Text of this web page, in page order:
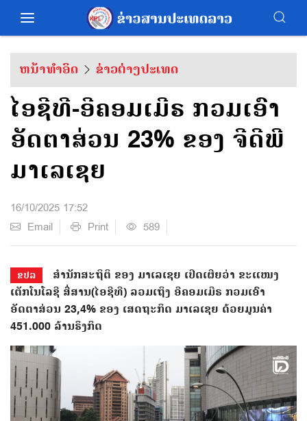
ຫນ້າທຳອິດ ຂ່າວຕ່າງປະເທດ
ໄອຊີທີ-ອີຄອມເມີຣ ກວມເອົາ
ອັດຕາສ່ວນ 23% ຂອງ ຈີດີພີ
ມາເລເຊຍ
16/10/2025 17:52
Email
Print 589
ຂປລ
ສໍານັກສະຖິຕິ ຂອງ ມາເລເຊຍ ເປີດເຜີຍວ່າ ຂະແໜງ
ເຕັກໂນໂລຊີ ສື່ສານ(ໄອຊີທີ) ລວມເຖິງ ອີຄອມເມີຣ ກວມເອົາ
ອັດຕາສ່ວນ 23,4% ຂອງ ເສດຖະກິດ ມາເລເຊຍ ດ້ວຍມູນຄ່າ
451.000 ລ້ານຣິງກິດ